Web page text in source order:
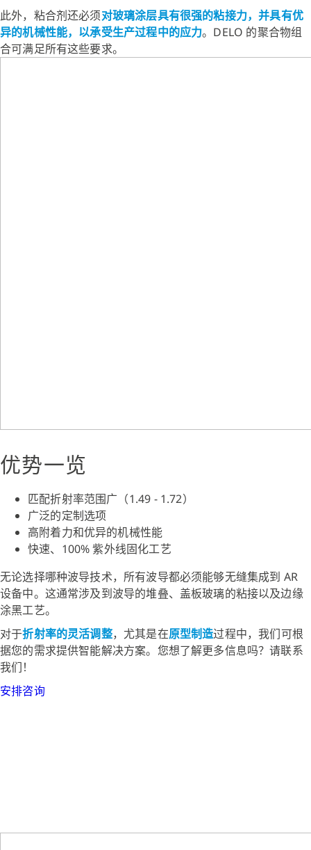
此外，粘合剂还必须对玻璃涂层具有很强的粘接力，并具有优
异的机械性能，以承受生产过程中的应力。DELO 的聚合物组
合可满足所有这些要求。
优势一览
匹配折射率范围广（1.49 - 1.72）
广泛的定制选项
高附着力和优异的机械性能
快速、100% 紫外线固化工艺
无论选择哪种波导技术，所有波导都必须能够无缝集成到 AR
设备中。这通常涉及到波导的堆叠、盖板玻璃的粘接以及边缘
涂黑工艺。
对于折射率的灵活调整，尤其是在原型制造过程中，我们可根
据您的需求提供智能解决方案。您想了解更多信息吗？请联系
我们！
安排咨询